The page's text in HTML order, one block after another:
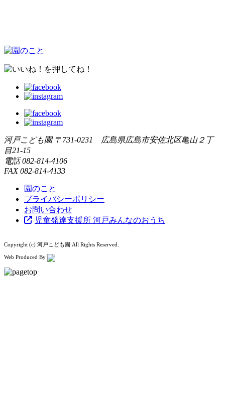
河戸こども園〒731-0231 広島県広島市安佐北区亀山２丁
目21-15
電話082-814-4106
FAX082-814-4133
園のこと
プライバシーポリシー
お問い合わせ
児童発達支援所 河戸みんなのおうち
Copyright (c) 河戸こども園 All Rights Reserved.
Web Produced By